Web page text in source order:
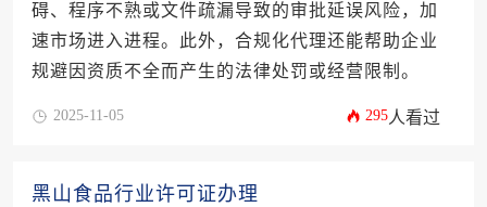
碍、程序不熟或文件疏漏导致的审批延误风险，加
速市场进入进程。此外，合规化代理还能帮助企业
规避因资质不全而产生的法律处罚或经营限制。
2025-11-05 295人看过
黑山食品行业许可证办理